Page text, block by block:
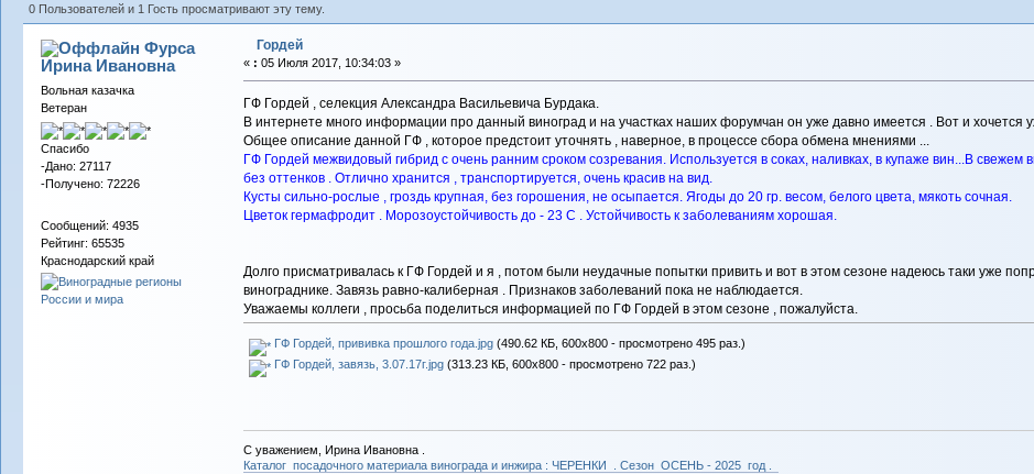
0 Пользователей и 1 Гость просматривают эту тему.
Фурса
Ирина Ивановна
Вольная казачка
Ветеран
Спасибо
-Дано: 27117
-Получено: 72226
Сообщений: 4935
Рейтинг: 65535
Краснодарский край
Гордей
« : 05 Июля 2017, 10:34:03 »
ГФ Гордей , селекция Александра Васильевича Бурдака.
В интернете много информации про данный виноград и на участках наших форумчан он уже давно имеется . Вот и хочется
Общее описание данной ГФ , которое предстоит уточнять , наверное, в процессе сбора обмена мнениями ...
ГФ Гордей межвидовый гибрид с очень ранним сроком созревания. Используется в соках, наливках, в купаже вин...В
без оттенков . Отлично хранится , транспортируется, очень красив на вид.
Кусты сильно-рослые , гроздь крупная, без горошения, не осыпается. Ягоды до 20 гр. весом, белого цвета, мякоть сочная.
Цветок гермафродит . Морозоустойчивость до - 23 С . Устойчивость к заболеваниям хорошая.
Долго присматривалась к ГФ Гордей и я , потом были неудачные попытки привить и вот в этом сезоне надеюсь таки уже
винограднике. Завязь равно-калиберная . Признаков заболеваний пока не наблюдается.
Уважаемы коллеги , просьба поделиться информацией по ГФ Гордей в этом сезоне , пожалуйста.
ГФ Гордей, прививка прошлого года.jpg(490.62 КБ, 600x800 - просмотрено 495 раз.)
ГФ Гордей, завязь, 3.07.17г.jpg(313.23 КБ, 600x800 - просмотрено 722 раз.)
С уважением, Ирина Ивановна .
Каталог посадочного материала винограда и инжира : ЧЕРЕНКИ . Сезон ОСЕНЬ - 2025 год .